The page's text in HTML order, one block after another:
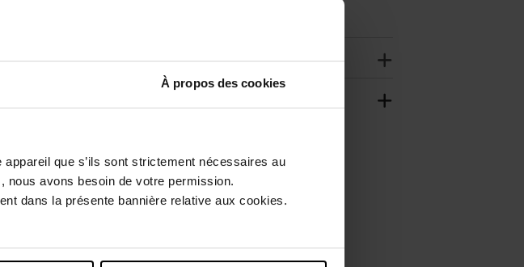
À propos des cookies
que s’ils sont strictement nécessaires au
nous avons besoin de votre permission.
dans la présente bannière relative aux cookies.
peut-être